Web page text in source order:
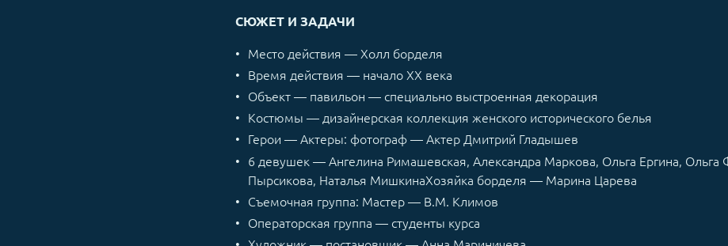
СЮЖЕТ И ЗАДАЧИ
Место действия — Холл борделя
Время действия — начало XX века
Объект — павильон — специально выстроенная декорация
Костюмы — дизайнерская коллекция женского исторического белья
Герои — Актеры: фотограф — Актер Дмитрий Гладышев
6 девушек — Ангелина Римашевская, Александра Маркова, Ольга Ергина, Ольга
Пырсикова, Наталья МишкинаХозяйка борделя — Марина Царева
Съемочная группа: Мастер — В.М. Климов
Операторская группа — студенты курса